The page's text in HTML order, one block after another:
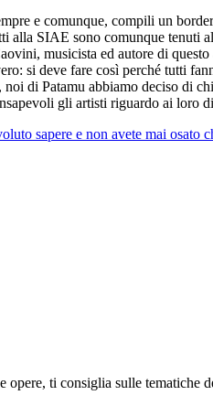
e comunque, compili un
alla SIAE sono comunque tenuti
musicista ed autore di
si deve fare così perché tutti
di Patamu abbiamo deciso di
gli artisti riguardo ai loro
sapere e non avete mai osato
opere, ti consiglia sulle